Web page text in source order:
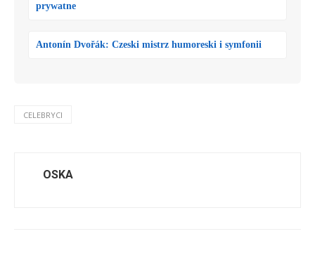
prywatne
Antonín Dvořák: Czeski mistrz humoreski i symfonii
CELEBRYCI
OSKA